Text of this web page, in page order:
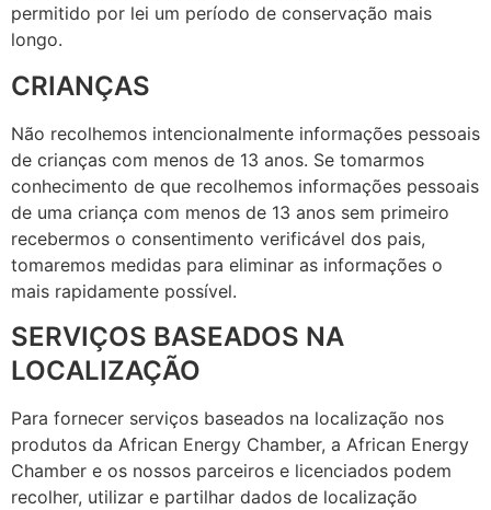
permitido por lei um período de conservação mais
longo.
CRIANÇAS
Não recolhemos intencionalmente informações pessoais
de crianças com menos de 13 anos. Se tomarmos
conhecimento de que recolhemos informações pessoais
de uma criança com menos de 13 anos sem primeiro
recebermos o consentimento verificável dos pais,
tomaremos medidas para eliminar as informações o
mais rapidamente possível.
SERVIÇOS BASEADOS NA
LOCALIZAÇÃO
Para fornecer serviços baseados na localização nos
produtos da African Energy Chamber, a African Energy
Chamber e os nossos parceiros e licenciados podem
recolher, utilizar e partilhar dados de localização